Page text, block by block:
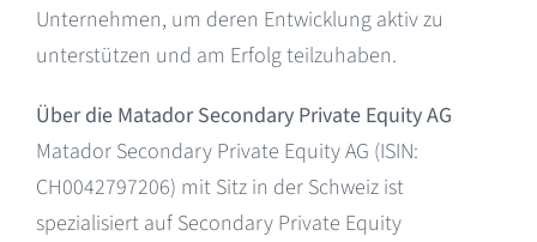
Unternehmen, um deren Entwicklung aktiv zu
unterstützen und am Erfolg teilzuhaben.
Über die Matador Secondary Private Equity AG
Matador Secondary Private Equity AG (ISIN:
CH0042797206) mit Sitz in der Schweiz ist
spezialisiert auf Secondary Private Equity